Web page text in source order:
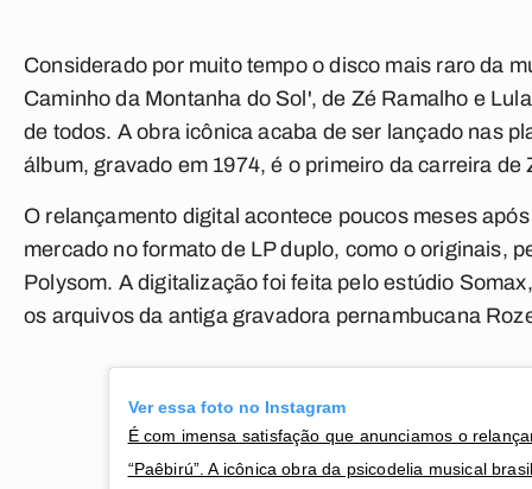
Considerado por muito tempo o disco mais raro da
Caminho da Montanha do Sol', de Zé Ramalho e
de todos. A obra icônica acaba de ser lançado nas
álbum, gravado em 1974, é o primeiro da carreira de
O relançamento digital acontece poucos meses
mercado no formato de LP duplo, como o originais,
Polysom. A digitalização foi feita pelo estúdio
os arquivos da antiga gravadora pernambucana
Ver essa foto no Instagram
É com imensa satisfação que anunciamos o
“Paêbirú”. A icônica obra da psicodelia musical